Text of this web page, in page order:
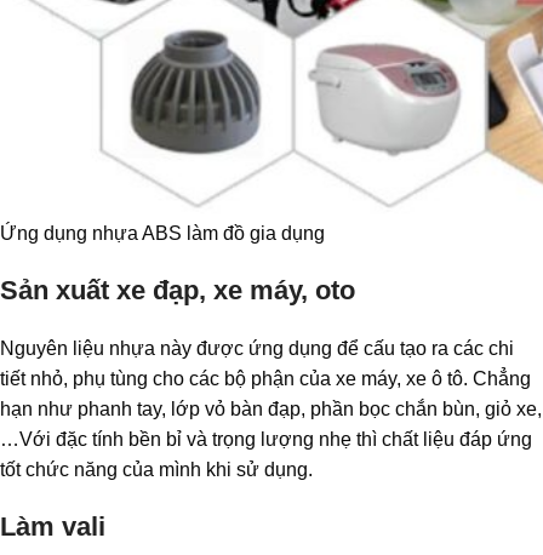
Ứng dụng nhựa ABS làm đồ gia dụng
Sản xuất xe đạp, xe máy, oto
Nguyên liệu nhựa này được ứng dụng để cấu tạo ra các chi
tiết nhỏ, phụ tùng cho các bộ phận của xe máy, xe ô tô. Chẳng
hạn như phanh tay, lớp vỏ bàn đạp, phần bọc chắn bùn, giỏ xe,
…Với đặc tính bền bỉ và trọng lượng nhẹ thì chất liệu đáp ứng
tốt chức năng của mình khi sử dụng.
Làm vali